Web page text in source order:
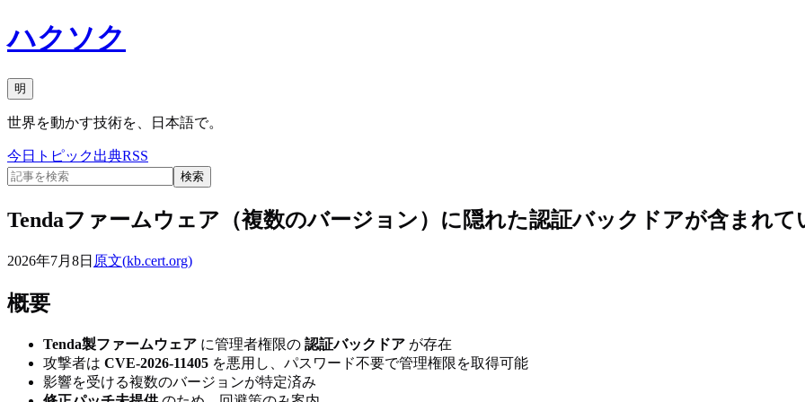
ハクソク
明
世界を動かす技術を、日本語で。
今日 トピック出典RSS
検索
Tendaファームウェア（複数のバージョン）に隠れた認証バックドアが含まれて
2026年7月8日 原文(kb.cert.org)
概要
Tenda製ファームウェア に管理者権限の 認証バックドア が存在
攻撃者は CVE-2026-11405 を悪用し、パスワード不要で管理権限を取得可能
影響を受ける複数のバージョンが特定済み